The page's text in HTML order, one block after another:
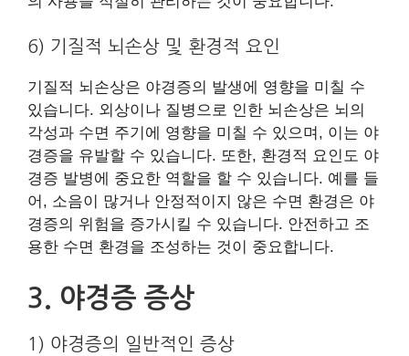
6) 기질적 뇌손상 및 환경적 요인
기질적 뇌손상은 야경증의 발생에 영향을 미칠 수
있습니다. 외상이나 질병으로 인한 뇌손상은 뇌의
각성과 수면 주기에 영향을 미칠 수 있으며, 이는 야
경증을 유발할 수 있습니다. 또한, 환경적 요인도 야
경증 발병에 중요한 역할을 할 수 있습니다. 예를 들
어, 소음이 많거나 안정적이지 않은 수면 환경은 야
경증의 위험을 증가시킬 수 있습니다. 안전하고 조
용한 수면 환경을 조성하는 것이 중요합니다.
3. 야경증 증상
1) 야경증의 일반적인 증상